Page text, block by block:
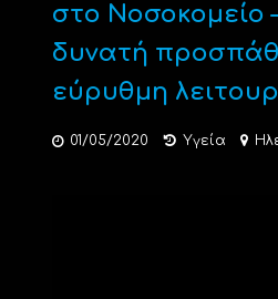
στο Νοσοκομείο
δυνατή
εύρυθμη
01/05/2020 Υγεία